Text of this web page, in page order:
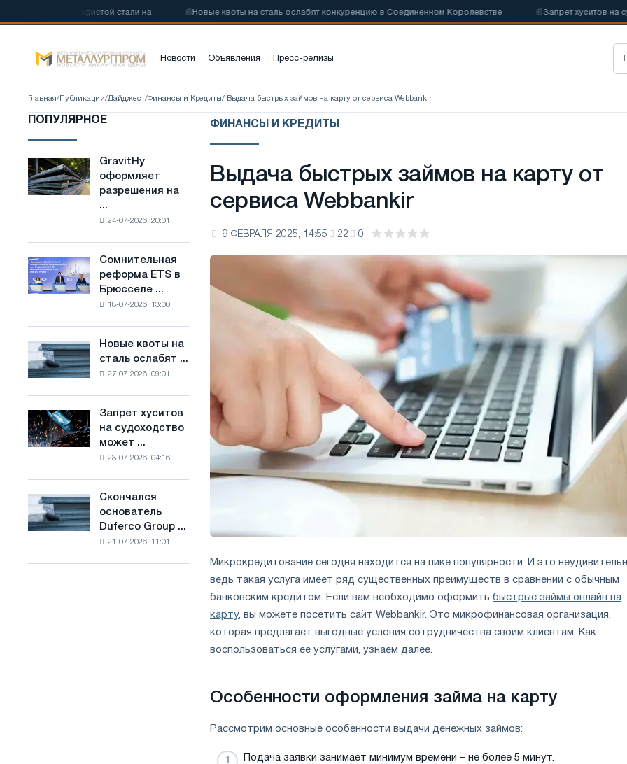
низкоуглеродистой стали на Новые квоты на сталь ослабят конкуренцию в Соединенном Королевстве Запрет хуситов на
Новости Объявления Пресс-релизы
Главная/ Публикации/Дайджест/Финансы и Кредиты/ Выдача быстрых займов на карту от сервиса Webbankir
ПОПУЛЯРНОЕ
GravitHy
оформляет
разрешения
строительство
производству
низкоуглеродистой
основе
водорода
Франции
GravitHy
оформляет
разрешения на
...
24-07-2026, 20:01
Сомнительная
реформа
ETS
отраслевые
ограничения
амбициями
по
борьбе
с
Сомнительная
реформа ETS в
Брюсселе ...
18-07-2026, 13:00
Новые
квоты
на
конкуренцию
в
Новые квоты на
сталь ослабят ...
27-07-2026, 09:01
Запрет
хуситов
на
импорт
Саудовской
Запрет хуситов
на судоходство
может ...
23-07-2026, 04:16
Скончался
основатель
Duferco
Скончался
основатель
Duferco Group ...
21-07-2026, 11:01
ФИНАНСЫ И КРЕДИТЫ
Выдача быстрых займов на карту от
сервиса Webbankir
9 ФЕВРАЛЯ 2025, 14:55 22 0
Микрокредитование сегодня находится на пике популярности. И это
ведь такая услуга имеет ряд существенных преимуществ в сравнении с обычным
банковским кредитом. Если вам необходимо оформить быстрые займы онлайн на
карту, вы можете посетить сайт Webbankir. Это микрофинансовая организация,
которая предлагает выгодные условия сотрудничества своим клиентам. Как
воспользоваться ее услугами, узнаем далее.
Особенности оформления займа на карту
Рассмотрим основные особенности выдачи денежных займов:
Подача заявки занимает минимум времени – не более 5 минут.